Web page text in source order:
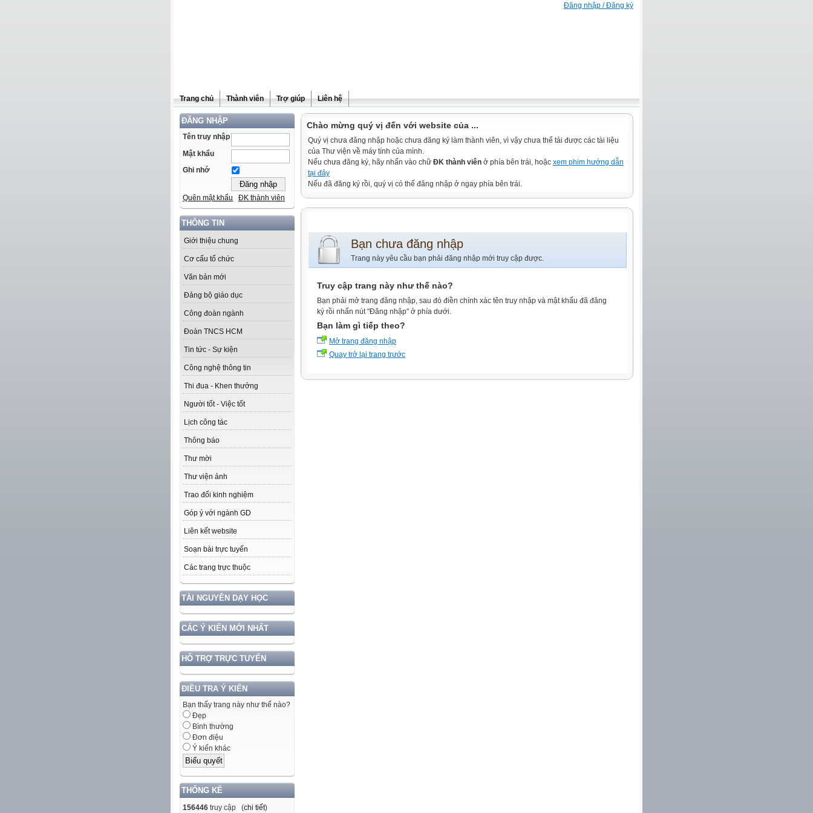
Đăng nhập / Đăng ký
Trang chủ Thành viên Trợ giúp Liên hệ
ĐĂNG NHẬP
Tên truy nhập
Mật khẩu
Ghi nhớ
Quên mật khẩu ĐK thành viên
THÔNG TIN
Giới thiệu chung
Cơ cấu tổ chức
Văn bản mới
Đảng bộ giáo dục
Công đoàn ngành
Đoàn TNCS HCM
Tin tức - Sự kiện
Công nghệ thông tin
Thi đua - Khen thưởng
Người tốt - Việc tốt
Lịch công tác
Thông báo
Thư mời
Thư viện ảnh
Trao đổi kinh nghiệm
Góp ý với ngành GD
Liên kết website
Soạn bài trực tuyến
Các trang trực thuộc
TÀI NGUYÊN DẠY HỌC
CÁC Ý KIẾN MỚI NHẤT
HỖ TRỢ TRỰC TUYẾN
ĐIỀU TRA Ý KIẾN
Bạn thấy trang này như thế nào?
Đẹp
Bình thường
Đơn điệu
Ý kiến khác
THỐNG KÊ
156446 truy cập (chi tiết)
Chào mừng quý vị đến với website của ...
Quý vị chưa đăng nhập hoặc chưa đăng ký làm thành viên, vì vậy chưa thể tải được các tài liệu
của Thư viện về máy tính của mình.
Nếu chưa đăng ký, hãy nhấn vào chữ ĐK thành viên ở phía bên trái, hoặc xem phim hướng dẫn
tại đây
Nếu đã đăng ký rồi, quý vị có thể đăng nhập ở ngay phía bên trái.
Bạn chưa đăng nhập
Trang này yêu cầu bạn phải đăng nhập mới truy cập được.
Truy cập trang này như thế nào?
Bạn phải mở trang đăng nhập, sau đó điền chính xác tên truy nhập và mật khẩu đã đăng
ký rồi nhấn nút "Đăng nhập" ở phía dưới.
Bạn làm gì tiếp theo?
Mở trang đăng nhập
Quay trở lại trang trước